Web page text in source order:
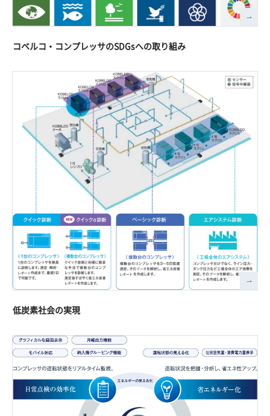
コベルコ・コンプレッサのSDGsへの取り組み
低炭素社会の実現